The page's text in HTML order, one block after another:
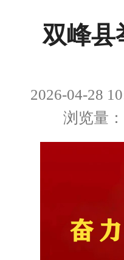
双峰县
2026-04-28
浏览量：